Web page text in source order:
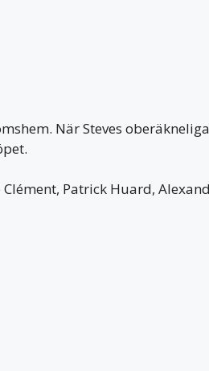
När Steves
Patrick Huard,